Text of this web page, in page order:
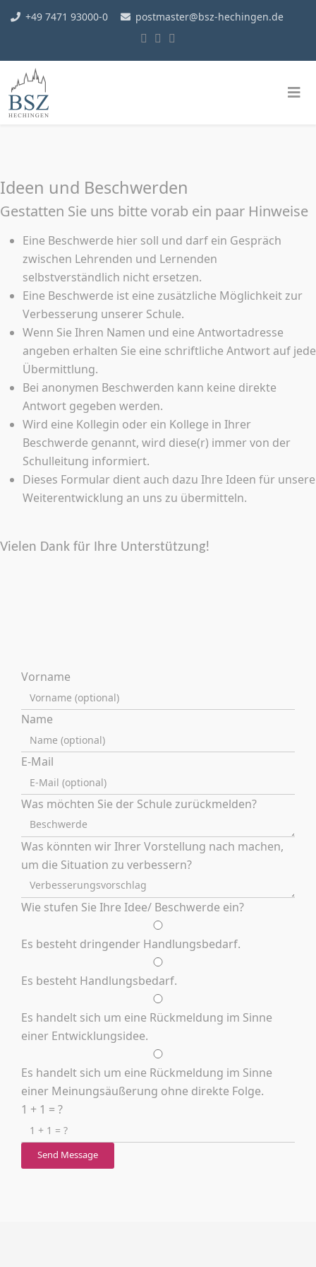
+49 7471 93000-0 postmaster@bsz-hechingen.de
Ideen und Beschwerden
Gestatten Sie uns bitte vorab ein paar Hinweise
Eine Beschwerde hier soll und darf ein Gespräch
zwischen Lehrenden und Lernenden
selbstverständlich nicht ersetzen.
Eine Beschwerde ist eine zusätzliche Möglichkeit zur
Verbesserung unserer Schule.
Wenn Sie Ihren Namen und eine Antwortadresse
angeben erhalten Sie eine schriftliche Antwort auf jede
Übermittlung.
Bei anonymen Beschwerden kann keine direkte
Antwort gegeben werden.
Wird eine Kollegin oder ein Kollege in Ihrer
Beschwerde genannt, wird diese(r) immer von der
Schulleitung informiert.
Dieses Formular dient auch dazu Ihre Ideen für unsere
Weiterentwicklung an uns zu übermitteln.
Vielen Dank für Ihre Unterstützung!
Vorname
Name
E-Mail
Was möchten Sie der Schule zurückmelden?
Was könnten wir Ihrer Vorstellung nach machen,
um die Situation zu verbessern?
Wie stufen Sie Ihre Idee/ Beschwerde ein?
Es besteht dringender Handlungsbedarf.
Es besteht Handlungsbedarf.
Es handelt sich um eine Rückmeldung im Sinne
einer Entwicklungsidee.
Es handelt sich um eine Rückmeldung im Sinne
einer Meinungsäußerung ohne direkte Folge.
1 + 1 = ?
Send Message